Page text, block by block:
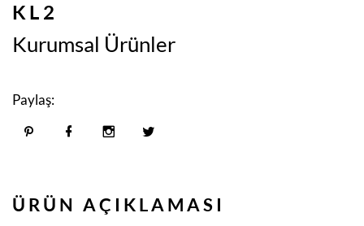
KL2
Kurumsal Ürünler
Paylaş:
ÜRÜN AÇIKLAMASI